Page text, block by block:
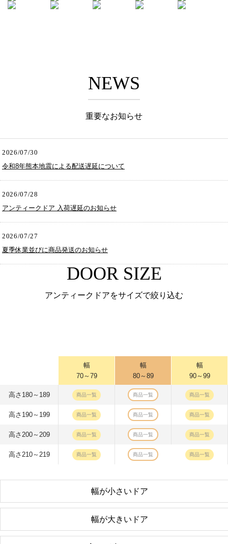
NEWS
重要なお知らせ
2026/07/30
令和8年熊本地震による配送遅延について
2026/07/28
アンティークドア 入荷遅延のお知らせ
2026/07/27
夏季休業並びに商品発送のお知らせ
DOOR SIZE
アンティークドアをサイズで絞り込む
幅
70～79
幅
80～89
幅
90～99
高さ180～189 商品一覧 商品一覧 商品一覧
高さ190～199 商品一覧 商品一覧 商品一覧
高さ200～209 商品一覧 商品一覧 商品一覧
高さ210～219 商品一覧 商品一覧 商品一覧
幅が小さいドア
幅が大きいドア